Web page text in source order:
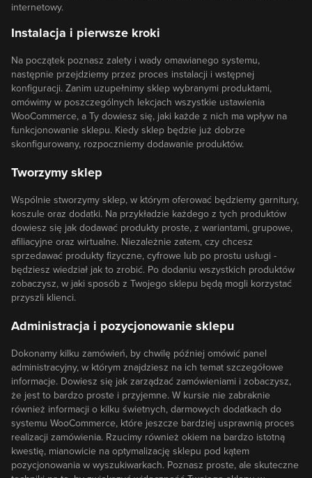
internetowy.
Instalacja i pierwsze kroki
Na początek poznasz zalety i wady omawianego systemu,
następnie przejdziemy przez proces instalacji i wstępnej
konfiguracji. Zanim uzupełnimy sklep wybranymi produktami,
omówimy w poszczególnych lekcjach wszystkie ustawienia
WooCommerce, a Ty dowiesz się, jaki każde z nich ma wpływ na
funkcjonowanie sklepu. Kiedy sklep będzie już dobrze
skonfigurowany, rozpoczniemy dodawanie produktów.
Tworzymy sklep
Wspólnie stworzymy sklep, w którym oferować będziemy garnitury,
koszule oraz dodatki. Na przykładzie każdego z tych produktów
dowiesz się jak dodawać produkty proste, z wariantami, grupowe,
afiliacyjne oraz wirtualne. Niezależnie zatem, czy chcesz
sprzedawać produkty fizyczne, cyfrowe lub po prostu usługi -
będziesz wiedział jak to zrobić. Po dodaniu wszystkich produktów
zobaczysz, w jaki sposób z Twojego sklepu będą mogli korzystać
przyszli klienci.
Administracja i pozycjonowanie sklepu
Dokonamy kilku zamówień, by chwilę później omówić panel
administracyjny, w którym znajdziesz na ich temat szczegółowe
informacje. Dowiesz się jak zarządzać zamówieniami i zobaczysz,
że jest to bardzo proste i przyjemne. W kursie nie zabraknie
również informacji o kilku świetnych, darmowych dodatkach do
systemu WooCommerce, które jeszcze bardziej usprawnią proces
realizacji zamówienia. Rzucimy również okiem na bardzo istotną
kwestię, mianowicie na optymalizację sklepu pod kątem
pozycjonowania w wyszukiwarkach. Poznasz proste, ale skuteczne